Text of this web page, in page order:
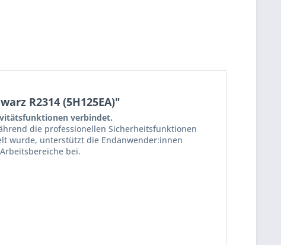
R2314 (5H125EA)"
verbindet.
die professionellen Sicherheitsfunktionen
wurde, unterstützt die Endanwender:innen
bei.